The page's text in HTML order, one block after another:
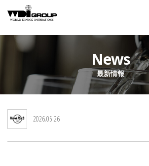
About WDI
WDI STANDARD
私たちが大切にするもの
Social Responsibility
News
最新情報
2026.05.26